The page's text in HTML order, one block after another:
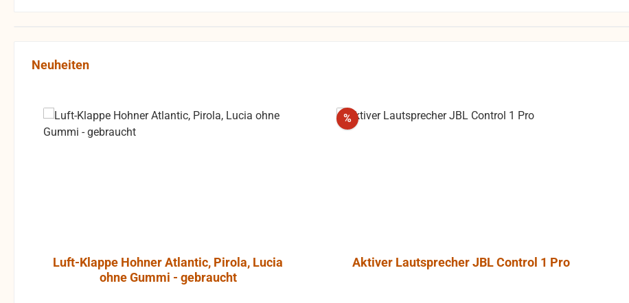
Produktgalerie überspringen
Neuheiten
Luft-Klappe Hohner Atlantic, Pirola, Lucia
ohne Gummi - gebraucht
%Rabatt
Aktiver Lautsprecher JBL Control 1 Pro